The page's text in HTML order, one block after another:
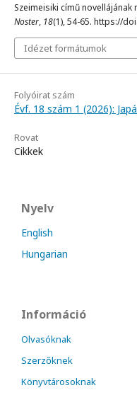
Szeimeisiki című
Noster, 18(1), 54-65. https://
Idézet formátumok
Folyóirat szám
Évf. 18 szám 1 (2026):
Rovat
Cikkek
Nyelv
English
Hungarian
Információ
Olvasóknak
Szerzőknek
Könyvtárosoknak